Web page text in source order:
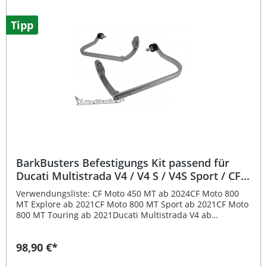
meisten BarkBusters-Backbones (außer EGO-Serie) Ca. 180
g Zusatzgewicht pro Seite für optimale Dämpfung
Pulverbeschichtetes schwarzes Finish für hohe Haltbarkeit
Stilvolle Ergänzung für verbessertes Fahrgefühl
Tipp
BarkBusters Befestigungs Kit passend für
Ducati Multistrada V4 / V4 S / V4S Sport / CF
Moto 450 MT / 800 MT
Verwendungsliste: CF Moto 450 MT ab 2024CF Moto 800
MT Explore ab 2021CF Moto 800 MT Sport ab 2021CF Moto
800 MT Touring ab 2021Ducati Multistrada V4 ab
um höchste Stabilität und zuverlässigen Schutz für
98,90 €*